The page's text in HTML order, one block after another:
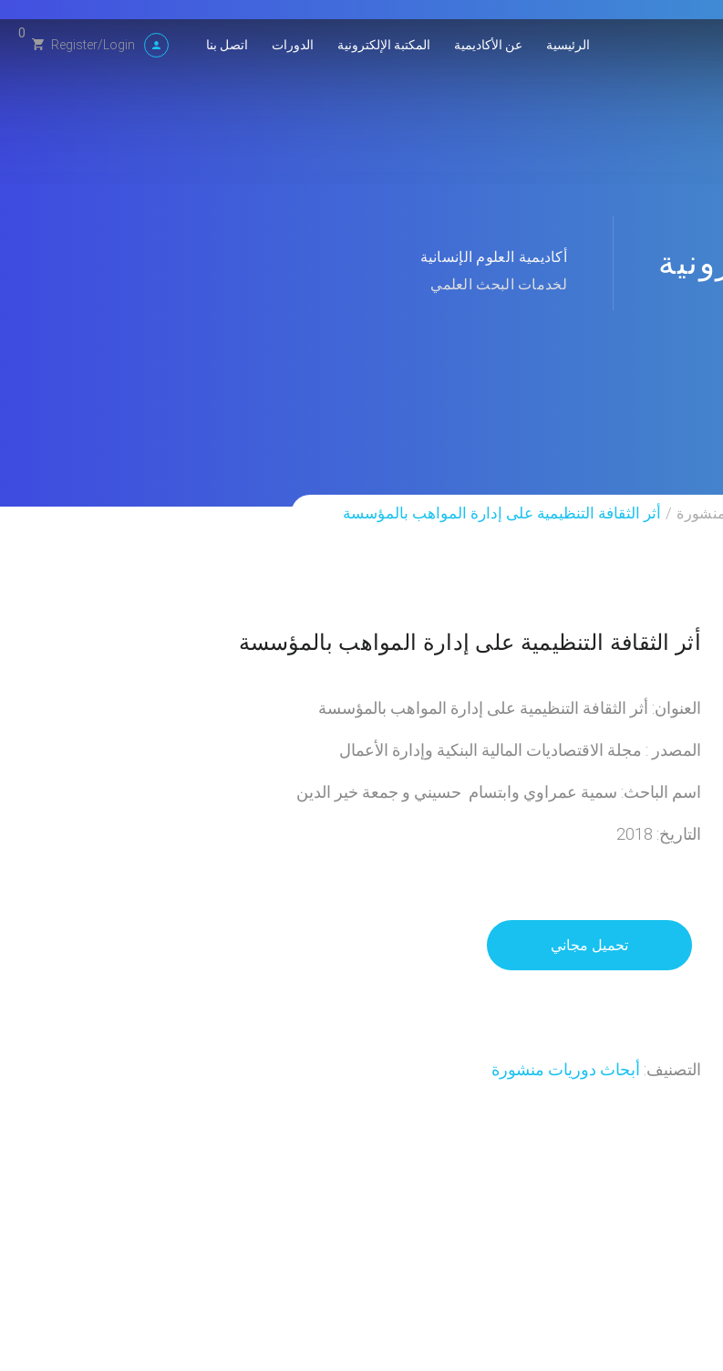
الرئيسية عن الأكاديمية المكتبة الإلكترونية الدورات اتصل بنا Register/Login
0
أكاديمية العلوم الإنسانية
لخدمات البحث العلمي
أثر الثقافة التنظيمية على إدارة المواهب بالمؤسسة
أثر الثقافة التنظيمية على إدارة المواهب بالمؤسسة
العنوان: أثر الثقافة التنظيمية على إدارة المواهب بالمؤسسة
المصدر : مجلة الاقتصاديات المالية البنكية وإدارة الأعمال
اسم الباحث: سمية عمراوي وابتسام حسيني و جمعة خير الدين
التاريخ: 2018
تحميل مجاني
التصنيف: أبحاث دوريات منشورة